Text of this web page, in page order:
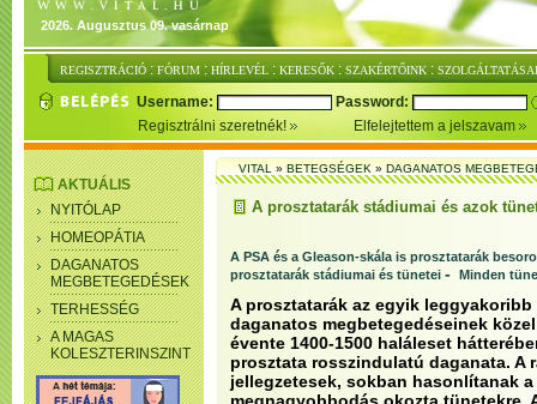
2026. Augusztus 09. vasárnap
REGISZTRÁCIÓ : FÓRUM : HÍRLEVÉL : KERESŐK : SZAKÉRTŐINK :
Username:
Password:
Regisztrálni szeretnék!
Elfelejtettem a jelszavam
AKTUÁLIS
NYITÓLAP
HOMEOPÁTIA
DAGANATOS
MEGBETEGEDÉSEK
TERHESSÉG
A MAGAS
KOLESZTERINSZINT
VITAL»BETEGSÉGEK»DAGANATOS
A prosztatarák stádiumai és azok
A PSA és a Gleason-skála is prosztatarák
prosztatarák stádiumai és tünetei - Minden
A prosztatarák az egyik
daganatos megbetegedéseinek
évente 1400-1500 haláleset
prosztata rosszindulatú daganata. A
jellegzetesek, sokban hasonlítanak